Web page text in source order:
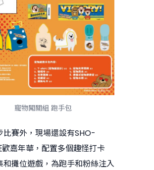
寵物闖關組 跑手包
比賽外，現場還設有SHO-
嘉年華，配置多個趣怪打卡
和攤位遊戲，為跑手和粉絲注入